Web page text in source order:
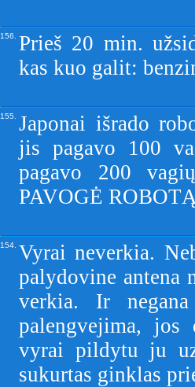
156. Prieš 20 min.
kas kuo galit:
155. Japonai išrado
jis pagavo 100
pagavo 200
PAVOGĖ
154. Vyrai neverkia.
palydovine antena
verkia. Ir
palengvejima,
vyrai pildytu ju
sukurtas ginklas